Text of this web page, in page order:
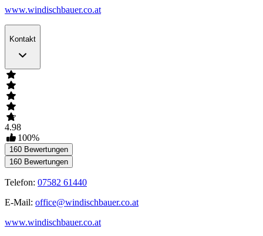
www.windischbauer.co.at
Kontakt
4.98
100%
160 Bewertungen
160 Bewertungen
Telefon: 07582 61440
E-Mail: office@windischbauer.co.at
www.windischbauer.co.at